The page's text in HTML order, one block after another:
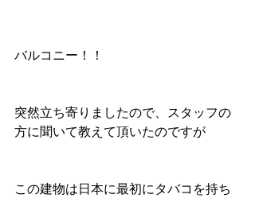
バルコニー！！
突然立ち寄りましたので、スタッフの
方に聞いて教えて頂いたのですが
この建物は日本に最初にタバコを持ち